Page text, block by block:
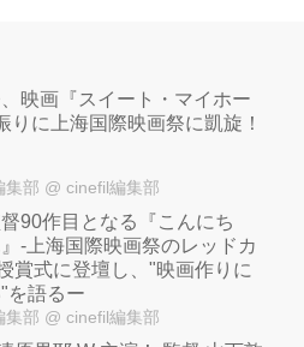
映画『スイート・マイホー
りに上海国際映画祭に凱旋！
集部 @ cinefil編集部
90作目となる『こんにち
-上海国際映画祭のレッドカ
賞式に登壇し、"映画作りに
を語るー
集部 @ cinefil編集部